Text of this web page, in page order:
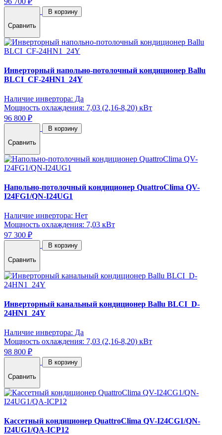
Сравнить
В корзину
Инверторный напольно-потолочный кондиционер Ballu
BLCI_CF-24HN1_24Y
Наличие инвертора: Да
Мощность охлаждения: 7,03 (2,16-8,20) кВт
96 800 ₽
Сравнить
В корзину
Напольно-потолочный кондиционер QuattroClima QV-
I24FG1/QN-I24UG1
Наличие инвертора: Нет
Мощность охлаждения: 7,03 кВт
97 300 ₽
Сравнить
В корзину
Инверторный канальный кондиционер Ballu BLCI_D-
24HN1_24Y
Наличие инвертора: Да
Мощность охлаждения: 7,03 (2,16-8,20) кВт
98 800 ₽
Сравнить
В корзину
Кассетный кондиционер QuattroClima QV-I24CG1/QN-
I24UG1/QA-ICP12